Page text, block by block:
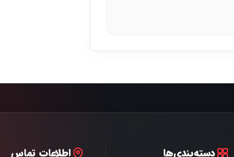
دسته‌بندی‌ها اطلاعات تماس